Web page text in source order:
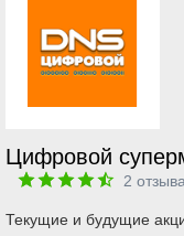
Цифровой
2 отзыва
Текущие и будущие